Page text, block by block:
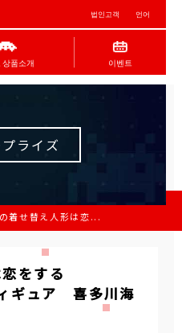
법인고객 언어
상품소개 이벤트
ライズ
着せ替え人形は恋...
恋をする
ギュア 喜多川海